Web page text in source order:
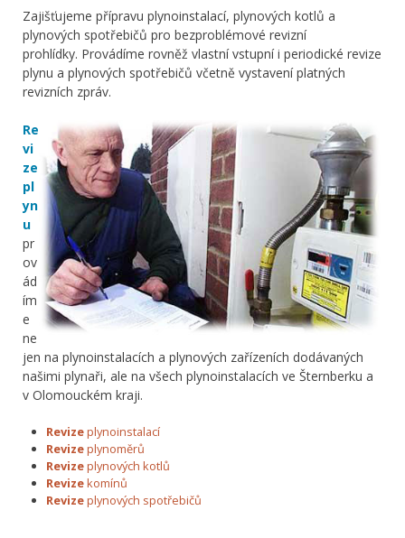
Zajišťujeme přípravu plynoinstalací, plynových kotlů a
plynových spotřebičů pro bezproblémové revizní
prohlídky. Provádíme rovněž vlastní vstupní i periodické revize
plynu a plynových spotřebičů včetně vystavení platných
revizních zpráv.
Re
vi
ze
pl
yn
u
pr
ov
ád
ím
e
ne
jen na plynoinstalacích a plynových zařízeních dodávaných
našimi plynaři, ale na všech plynoinstalacích ve Šternberku a
v Olomouckém kraji.
Revizeplynoinstalací
Revizeplynoměrů
Revizeplynových kotlů
Revizekomínů
Revizeplynových spotřebičů